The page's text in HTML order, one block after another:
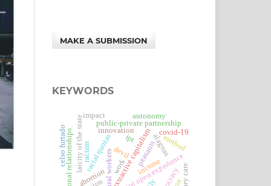
MAKE A SUBMISSION
KEYWORDS
extractive capitalism
peasants
rural workersdevil alagoas
racial quotas
racism
innovation
public-private partnership
ipt
ipt open experience
laicity of the state
abortion
autonomy
covid-19
personal relationships
impact
income
work
celso furtado method